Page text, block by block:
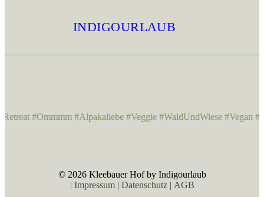
INDIGOURLAUB
#Ommmm #Alpakaliebe #Veggie #WaldUndWiese #Vegan
© 2026 Kleebauer Hof by Indigourlaub
Impressum
Datenschutz AGB